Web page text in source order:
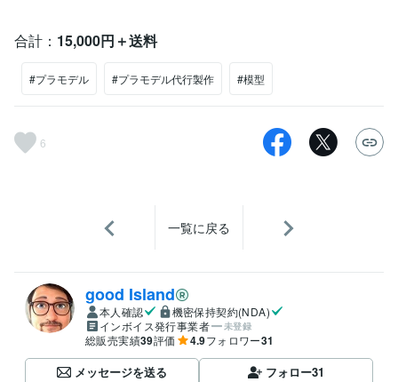
合計： 15,000円＋送料
#プラモデル #プラモデル代行製作 #模型
6
一覧に戻る
good Island
本人確認
機密保持契約(NDA)
インボイス発行事業者
未登録
総販売実績39評価 4.9フォロワー31
メッセージを送る フォロー31